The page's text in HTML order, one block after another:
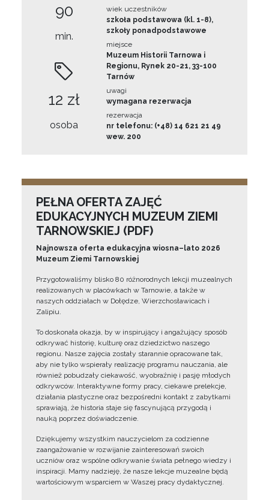
90
min.
12 zł
osoba
wiek uczestników
szkoła podstawowa (kl. 1-8),
szkoły ponadpodstawowe
miejsce
Muzeum Historii Tarnowa i
Regionu, Rynek 20-21, 33-100
Tarnów
uwagi
wymagana rezerwacja
rezerwacja
nr telefonu: (+48) 14 621 21 49
wew. 200
PEŁNA OFERTA ZAJĘĆ
EDUKACYJNYCH MUZEUM ZIEMI
TARNOWSKIEJ (PDF)
Najnowsza oferta edukacyjna wiosna–lato 2026
Muzeum Ziemi Tarnowskiej
Przygotowaliśmy blisko 80 różnorodnych lekcji muzealnych
realizowanych w placówkach w Tarnowie, a także w
naszych oddziałach w Dołędze, Wierzchosławicach i
Zalipiu.
To doskonała okazja, by w inspirujący i angażujący sposób
odkrywać historię, kulturę oraz dziedzictwo naszego
regionu. Nasze zajęcia zostały starannie opracowane tak,
aby nie tylko wspierały realizację programu nauczania, ale
również pobudzały ciekawość, wyobraźnię i pasję młodych
odkrywców. Interaktywne formy pracy, ciekawe prelekcje,
działania plastyczne oraz bezpośredni kontakt z zabytkami
sprawiają, że historia staje się fascynującą przygodą i
nauką poprzez doświadczenie.
Dziękujemy wszystkim nauczycielom za codzienne
zaangażowanie w rozwijanie zainteresowań swoich
uczniów oraz wspólne odkrywanie świata pełnego wiedzy i
inspiracji. Mamy nadzieję, że nasze lekcje muzealne będą
wartościowym wsparciem w Waszej pracy dydaktycznej.